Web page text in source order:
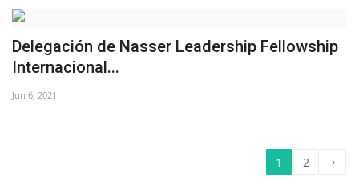
Delegación de Nasser Leadership Fellowship
Internacional...
Jun 6, 2021
1 2 ›